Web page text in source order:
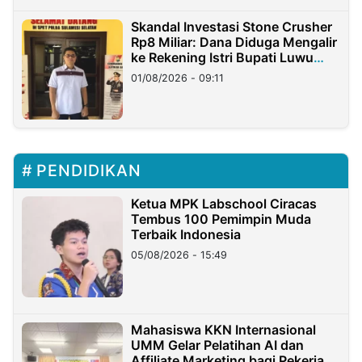
Skandal Investasi Stone Crusher
Rp8 Miliar: Dana Diduga Mengalir
ke Rekening Istri Bupati Luwu
Timur
01/08/2026 - 09:11
PENDIDIKAN
Ketua MPK Labschool Ciracas
Tembus 100 Pemimpin Muda
Terbaik Indonesia
05/08/2026 - 15:49
Mahasiswa KKN Internasional
UMM Gelar Pelatihan AI dan